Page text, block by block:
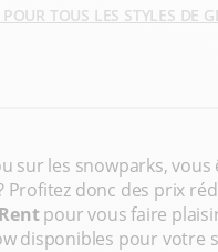
TOUS LES STYLES DE
sur les snowparks,
Profitez donc des prix
pour vous faire
disponibles pour votre